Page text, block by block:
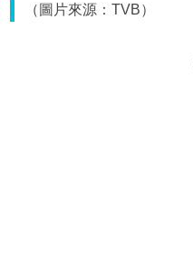
（圖片來源：TVB）